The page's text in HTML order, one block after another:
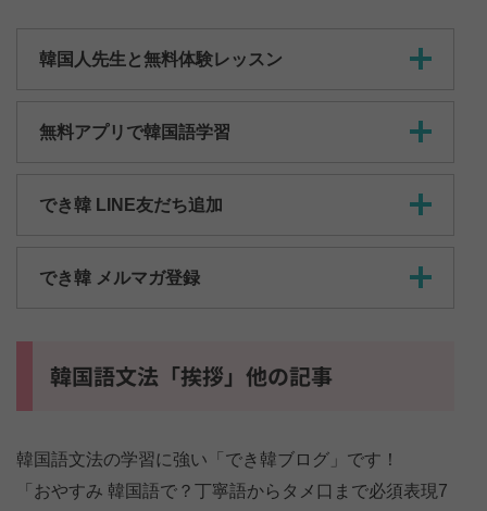
韓国人先生と無料体験レッスン
無料アプリで韓国語学習
でき韓 LINE友だち追加
でき韓 メルマガ登録
韓国語文法「挨拶」他の記事
韓国語文法の学習に強い「でき韓ブログ」です！
「おやすみ 韓国語で？丁寧語からタメ口まで必須表現7